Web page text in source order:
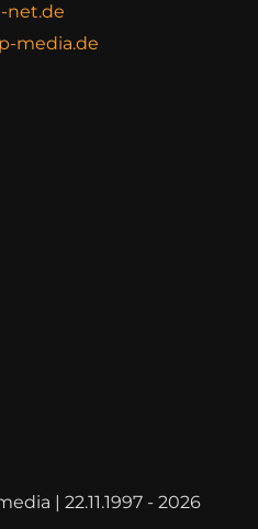
net.de
media.de
| 22.11.1997 - 2026